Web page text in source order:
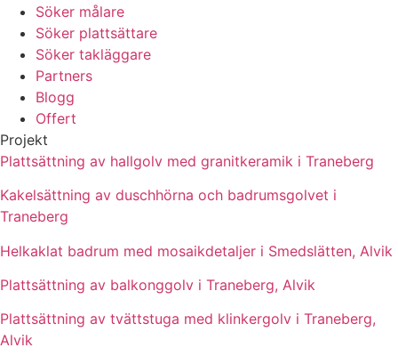
Söker målare
Söker plattsättare
Söker takläggare
Partners
Blogg
Offert
Projekt
Plattsättning av hallgolv med granitkeramik i Traneberg
Kakelsättning av duschhörna och badrumsgolvet i
Traneberg
Helkaklat badrum med mosaikdetaljer i Smedslätten, Alvik
Plattsättning av balkonggolv i Traneberg, Alvik
Plattsättning av tvättstuga med klinkergolv i Traneberg,
Alvik